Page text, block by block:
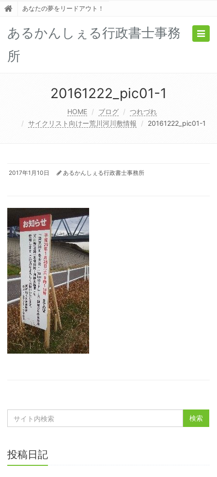
あなたの夢をリードアウト！
あるかんしぇる行政書士事務
所
20161222_pic01-1
HOME ブログ
つれづれ
サイクリスト向けー荒川河川敷情報
20161222_pic01-1
2017年1月10日 あるかんしぇる行政書士事務所
投稿日記